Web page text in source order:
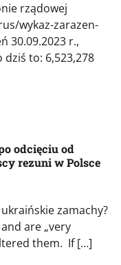
rządowej
wykaz-zarazen-
30.09.2023 r.,
dziś to: 6,523,278
odcięciu od
rezuni w Polsce
zamachy?
are „very
them. If […]